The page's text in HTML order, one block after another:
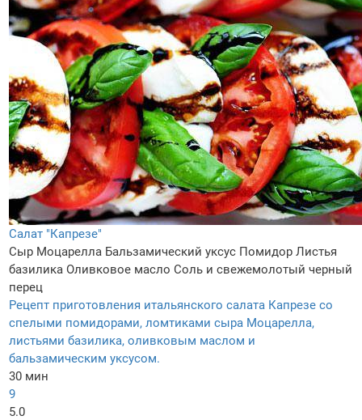
Салат "Капрезе"
Сыр Моцарелла Бальзамический уксус Помидор Листья
базилика Оливковое масло Соль и свежемолотый черный
перец
Рецепт приготовления итальянского салата Капрезе со
спелыми помидорами, ломтиками сыра Моцарелла,
листьями базилика, оливковым маслом и
бальзамическим уксусом.
30 мин
9
5.0